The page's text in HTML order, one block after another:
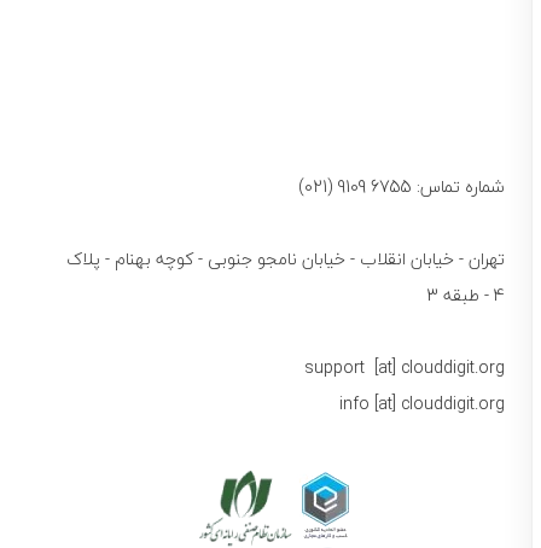
شماره تماس: 6755 9109 (021)
تهران - خیابان انقلاب - خیابان نامجو جنوبی - کوچه بهنام - پلاک
support [at] clouddigit.org
info [at] clouddigit.org